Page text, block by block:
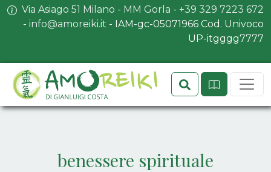
Via Asiago 51 Milano - MM Gorla - +39 329 7223 672
- info@amoreiki.it - ​​IAM-gc-05071966 Cod. Univoco
UP-itgggg7777
Search
benessere spirituale